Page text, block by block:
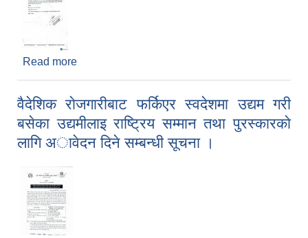
Read more
वैदेशिक राेजगारीबाट फर्किएर स्वदेशमा उद्यम गरी
बसेका उद्यमीलाइ राष्ट्रिय सम्मान तथा पुरस्कारकाे
लागि अावेदन दिने सम्बन्धी सूचना ।